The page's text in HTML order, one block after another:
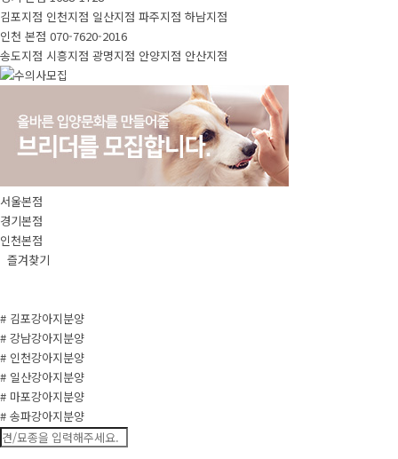
김포지점 인천지점 일산지점 파주지점 하남지점
인천 본점 070-7620-2016
송도지점 시흥지점 광명지점 안양지점 안산지점
서울본점
경기본점
인천본점
즐겨찾기
# 김포강아지분양
# 강남강아지분양
# 인천강아지분양
# 일산강아지분양
# 마포강아지분양
# 송파강아지분양